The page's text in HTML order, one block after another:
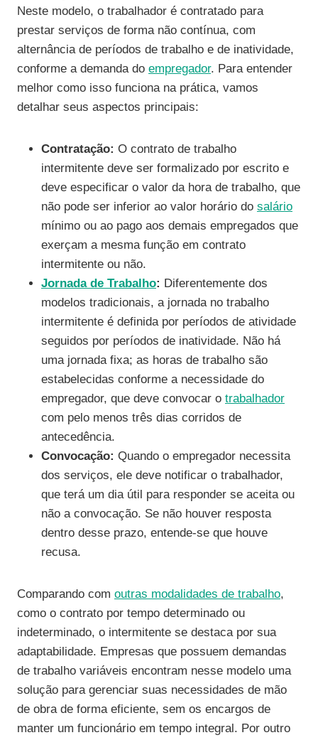
Neste modelo, o trabalhador é contratado para
prestar serviços de forma não contínua, com
alternância de períodos de trabalho e de inatividade,
conforme a demanda do empregador. Para entender
melhor como isso funciona na prática, vamos
detalhar seus aspectos principais:
Contratação: O contrato de trabalho
intermitente deve ser formalizado por escrito e
deve especificar o valor da hora de trabalho, que
não pode ser inferior ao valor horário do salário
mínimo ou ao pago aos demais empregados que
exerçam a mesma função em contrato
intermitente ou não.
Jornada de Trabalho: Diferentemente dos
modelos tradicionais, a jornada no trabalho
intermitente é definida por períodos de atividade
seguidos por períodos de inatividade. Não há
uma jornada fixa; as horas de trabalho são
estabelecidas conforme a necessidade do
empregador, que deve convocar o trabalhador
com pelo menos três dias corridos de
antecedência.
Convocação: Quando o empregador necessita
dos serviços, ele deve notificar o trabalhador,
que terá um dia útil para responder se aceita ou
não a convocação. Se não houver resposta
dentro desse prazo, entende-se que houve
recusa.
Comparando com outras modalidades de trabalho,
como o contrato por tempo determinado ou
indeterminado, o intermitente se destaca por sua
adaptabilidade. Empresas que possuem demandas
de trabalho variáveis encontram nesse modelo uma
solução para gerenciar suas necessidades de mão
de obra de forma eficiente, sem os encargos de
manter um funcionário em tempo integral. Por outro